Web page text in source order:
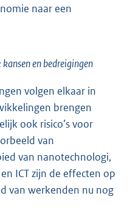
naar een
en bedreigingen
volgen elkaar in
brengen
ook risico’s voor
van
van nanotechnologi,
ICT zijn de effecten op
van werkenden nu nog